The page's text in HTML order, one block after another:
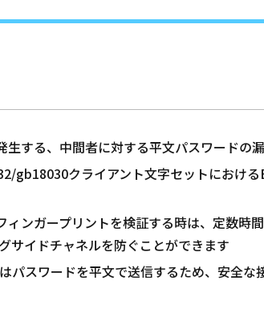
生する、中間者に対する平文パスワードの
gb18030クライアント文字セットにおけ
ィンガープリントを検証する時は、定数時
サイドチャネルを防ぐことができます
パスワードを平文で送信するため、安全